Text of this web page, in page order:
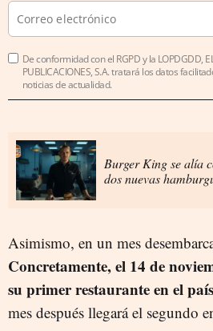
De conformidad con el RGPD y la LOPDGDD,
PUBLICACIONES, S.A. tratará los datos
noticias de actualidad.
Burger King se alía
dos nuevas
Asimismo, en un mes
Concretamente, el 14 de
su primer restaurante en el
mes después llegará el segundo